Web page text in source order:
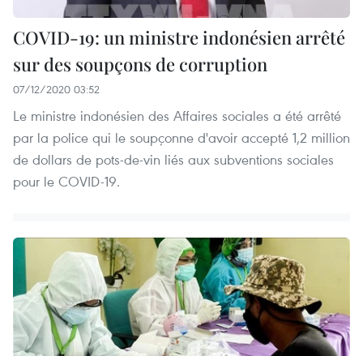
COVID-19: un ministre indonésien arrêté
sur des soupçons de corruption
07/12/2020 03:52
Le ministre indonésien des Affaires sociales a été arrêté
par la police qui le soupçonne d'avoir accepté 1,2 million
de dollars de pots-de-vin liés aux subventions sociales
pour le COVID-19.